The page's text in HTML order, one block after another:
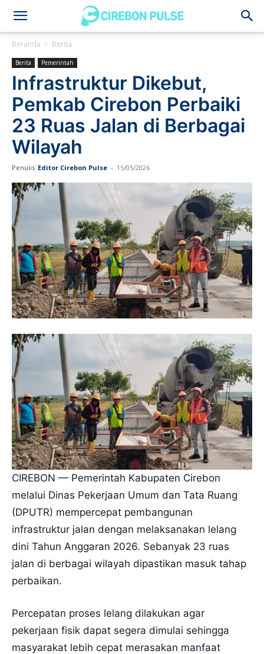
Cirebon
Pulse
Beranda Berita
Berita Pemerintah
Infrastruktur Dikebut,
Pemkab Cirebon Perbaiki
23 Ruas Jalan di Berbagai
Wilayah
Penulis Editor Cirebon Pulse - 15/05/2026
CIREBON — Pemerintah Kabupaten Cirebon
melalui Dinas Pekerjaan Umum dan Tata Ruang
(DPUTR) mempercepat pembangunan
infrastruktur jalan dengan melaksanakan lelang
dini Tahun Anggaran 2026. Sebanyak 23 ruas
jalan di berbagai wilayah dipastikan masuk tahap
perbaikan.
Percepatan proses lelang dilakukan agar
pekerjaan fisik dapat segera dimulai sehingga
masyarakat lebih cepat merasakan manfaat